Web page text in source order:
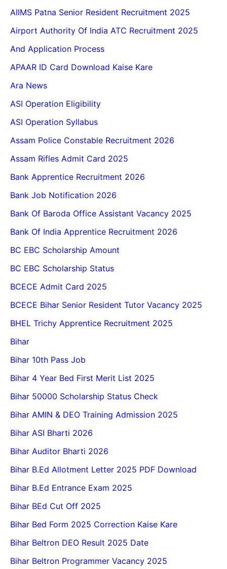
AIIMS Patna Senior Resident Recruitment 2025
Airport Authority Of India ATC Recruitment 2025
And Application Process
APAAR ID Card Download Kaise Kare
Ara News
ASI Operation Eligibility
ASI Operation Syllabus
Assam Police Constable Recruitment 2026
Assam Rifles Admit Card 2025
Bank Apprentice Recruitment 2026
Bank Job Notification 2026
Bank Of Baroda Office Assistant Vacancy 2025
Bank Of India Apprentice Recruitment 2026
BC EBC Scholarship Amount
BC EBC Scholarship Status
BCECE Admit Card 2025
BCECE Bihar Senior Resident Tutor Vacancy 2025
BHEL Trichy Apprentice Recruitment 2025
Bihar
Bihar 10th Pass Job
Bihar 4 Year Bed First Merit List 2025
Bihar 50000 Scholarship Status Check
Bihar AMIN & DEO Training Admission 2025
Bihar ASI Bharti 2026
Bihar Auditor Bharti 2026
Bihar B.Ed Allotment Letter 2025 PDF Download
Bihar B.Ed Entrance Exam 2025
Bihar BEd Cut Off 2025
Bihar Bed Form 2025 Correction Kaise Kare
Bihar Beltron DEO Result 2025 Date
Bihar Beltron Programmer Vacancy 2025